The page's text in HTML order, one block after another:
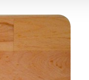
that you’ve provided